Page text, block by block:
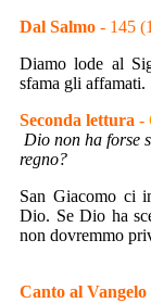
Dal Salmo - 145
Diamo lode al
sfama gli affamati.
Seconda lettura -
Dio non ha forse
regno?
San Giacomo ci
Dio. Se Dio ha
non dovremmo
Canto al Vangelo